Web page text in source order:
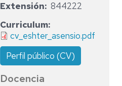
Extensión 844222
Curriculum
cv_eshter_asensio.pdf
Perfil público (CV)
Docencia